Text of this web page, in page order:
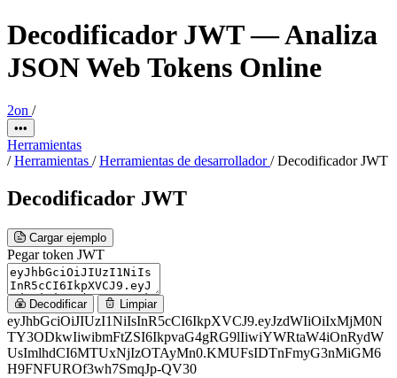
Decodificador JWT — Analiza
JSON Web Tokens Online
2on /
•••
Herramientas
/ Herramientas / Herramientas de desarrollador/ Decodificador JWT
Decodificador JWT
Cargar ejemplo
Pegar token JWT
Decodificar Limpiar
eyJhbGciOiJIUzI1NiIsInR5cCI6IkpXVCJ9.eyJzdWIiOiIxMjM0N
TY3ODkwIiwibmFtZSI6IkpvaG4gRG9lIiwiYWRtaW4iOnRydW
UsImlhdCI6MTUxNjIzOTAyMn0.KMUFsIDTnFmyG3nMiGM6
H9FNFUROf3wh7SmqJp-QV30